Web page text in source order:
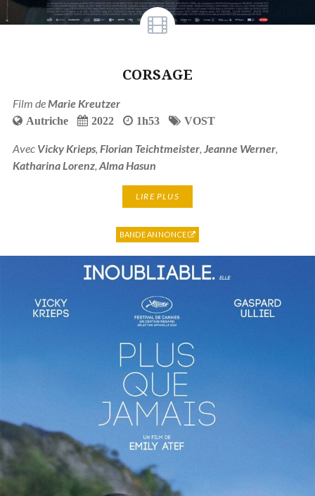
CORSAGE
Film de Marie Kreutzer
Autriche 2022 1h53 VOST
Avec Vicky Krieps, Florian Teichtmeister, Jeanne Werner,
Katharina Lorenz, Alma Hasun
LIRE PLUS
BANDE ANNONCE